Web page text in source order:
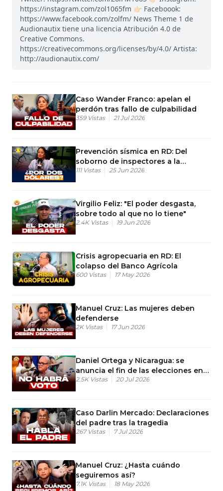
https://instagram.com/zol1065fm 👉🏻 Faceboook:
https://www.facebook.com/zolfm/ News Theme 1 de
Audionautix tiene una licencia Atribución 4.0 de
Creative Commons.
https://creativecommons.org/licenses/by/4.0/ Artista:
http://audionautix.com/
Caso Wander Franco: apelan el
perdón tras fallo de culpabilidad
359 Vistas 21 Jul 2026
Prevención sísmica en RD: Del
soborno de inspectores a la
fiscalización digital
111 Vistas 25 Jun 2026
Virgilio Feliz: "El poder desgasta,
sobre todo al que no lo tiene"
2.4K Vistas 19 Jun 2026
Crisis agropecuaria en RD: El
colapso del Banco Agrícola
600 Vistas 17 May 2026
Manuel Cruz: Las mujeres deben
defenderse
2K Vistas 17 Jun 2026
Daniel Ortega y Nicaragua: se
anuncia el fin de las elecciones en
el país
2.5K Vistas 20 Jul 2026
Caso Darlin Mercado: Declaraciones
del padre tras la tragedia
267 Vistas 7 Jul 2026
Manuel Cruz: ¿Hasta cuándo
seguiremos así?
7.1K Vistas 18 May 2026